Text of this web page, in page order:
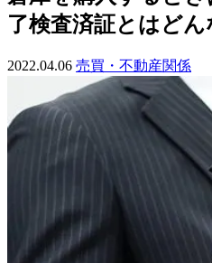
了検査済証とはどん
2022.04.06 売買・不動産関係